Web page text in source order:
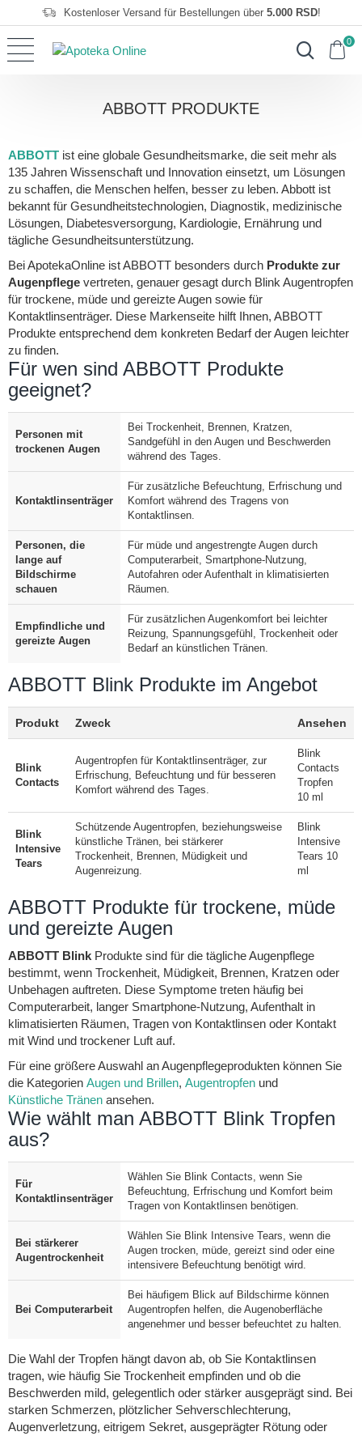
Kostenloser Versand für Bestellungen über 5.000 RSD!
0
ABBOTT PRODUKTE
ABBOTT ist eine globale Gesundheitsmarke, die seit mehr als
135 Jahren Wissenschaft und Innovation einsetzt, um Lösungen
zu schaffen, die Menschen helfen, besser zu leben. Abbott ist
bekannt für Gesundheitstechnologien, Diagnostik, medizinische
Lösungen, Diabetesversorgung, Kardiologie, Ernährung und
tägliche Gesundheitsunterstützung.
Bei ApotekaOnline ist ABBOTT besonders durch Produkte zur
Augenpflege vertreten, genauer gesagt durch Blink Augentropfen
für trockene, müde und gereizte Augen sowie für
Kontaktlinsenträger. Diese Markenseite hilft Ihnen, ABBOTT
Produkte entsprechend dem konkreten Bedarf der Augen leichter
zu finden.
Für wen sind ABBOTT Produkte
geeignet?
Personen mit
trockenen Augen
Bei Trockenheit, Brennen, Kratzen,
Sandgefühl in den Augen und Beschwerden
während des Tages.
Kontaktlinsenträger
Für zusätzliche Befeuchtung, Erfrischung und
Komfort während des Tragens von
Kontaktlinsen.
Personen, die
lange auf
Bildschirme
schauen
Für müde und angestrengte Augen durch
Computerarbeit, Smartphone-Nutzung,
Autofahren oder Aufenthalt in klimatisierten
Räumen.
Empfindliche und
gereizte Augen
Für zusätzlichen Augenkomfort bei leichter
Reizung, Spannungsgefühl, Trockenheit oder
Bedarf an künstlichen Tränen.
ABBOTT Blink Produkte im Angebot
Produkt Zweck Ansehen
Blink
Contacts
Augentropfen für Kontaktlinsenträger, zur
Erfrischung, Befeuchtung und für besseren
Komfort während des Tages.
Blink
Contacts
Tropfen
10 ml
Blink
Intensive
Tears
Schützende Augentropfen, beziehungsweise
künstliche Tränen, bei stärkerer
Trockenheit, Brennen, Müdigkeit und
Augenreizung.
Blink
Intensive
Tears 10
ml
ABBOTT Produkte für trockene, müde
und gereizte Augen
ABBOTT Blink Produkte sind für die tägliche Augenpflege
bestimmt, wenn Trockenheit, Müdigkeit, Brennen, Kratzen oder
Unbehagen auftreten. Diese Symptome treten häufig bei
Computerarbeit, langer Smartphone-Nutzung, Aufenthalt in
klimatisierten Räumen, Tragen von Kontaktlinsen oder Kontakt
mit Wind und trockener Luft auf.
Für eine größere Auswahl an Augenpflegeprodukten können Sie
die Kategorien Augen und Brillen, Augentropfen und
Künstliche Tränen ansehen.
Wie wählt man ABBOTT Blink Tropfen
aus?
Für
Kontaktlinsenträger
Wählen Sie Blink Contacts, wenn Sie
Befeuchtung, Erfrischung und Komfort beim
Tragen von Kontaktlinsen benötigen.
Bei stärkerer
Augentrockenheit
Wählen Sie Blink Intensive Tears, wenn die
Augen trocken, müde, gereizt sind oder eine
intensivere Befeuchtung benötigt wird.
Bei Computerarbeit
Bei häufigem Blick auf Bildschirme können
Augentropfen helfen, die Augenoberfläche
angenehmer und besser befeuchtet zu halten.
Die Wahl der Tropfen hängt davon ab, ob Sie Kontaktlinsen
tragen, wie häufig Sie Trockenheit empfinden und ob die
Beschwerden mild, gelegentlich oder stärker ausgeprägt sind. Bei
starken Schmerzen, plötzlicher Sehverschlechterung,
Augenverletzung, eitrigem Sekret, ausgeprägter Rötung oder